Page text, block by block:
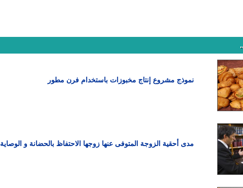
نموذج مشروع إنتاج مخبوزات باستخدام فرن مطور
مدى أحقية الزوجة المتوفى عنها زوجها الاحتفاظ بالحضانة و الوصاية